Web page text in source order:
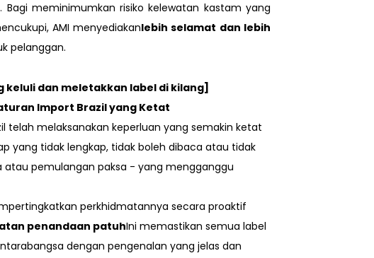
meminimumkan risiko kelewatan kastam yang
AMI menyediakanlebih selamat dan lebih
pelanggan.
keluli dan meletakkan label di kilang]
Import Brazil yang Ketat
telah melaksanakan keperluan yang semakin ketat
yang tidak lengkap, tidak boleh dibaca atau tidak
pemulangan paksa - yang mengganggu
perkhidmatannya secara proaktif
penandaan patuhIni memastikan semua label
dengan pengenalan yang jelas dan